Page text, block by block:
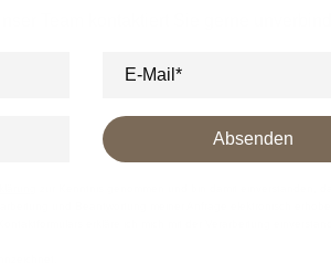
E-Mail*
Absenden